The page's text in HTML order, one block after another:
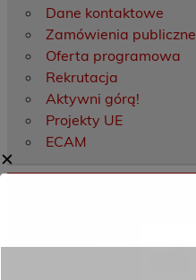
Dane kontaktowe
Zamówienia publiczne
Oferta programowa
Rekrutacja
Aktywni górą!
Projekty UE
ECAM
✕